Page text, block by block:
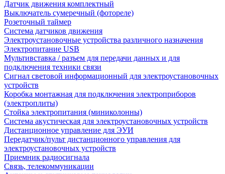
Датчик движения комплектный
Выключатель сумеречный (фотореле)
Розеточный таймер
Система датчиков движения
Электроустановочные устройства различного назначения
Электропитание USB
Мультивставка / разъем для передачи данных и для
подключения техники связи
Сигнал световой информационный для электроустановочных
устройств
Коробка монтажная для подключения электроприборов
(электроплиты)
Стойка электропитания (миниколонны)
Система акустическая для электроустановочных устройств
Дистанционное управление для ЭУИ
Передатчик/пульт дистанционного управления для
электроустановочных устройств
Приемник радиосигнала
Связь, телекоммуникации